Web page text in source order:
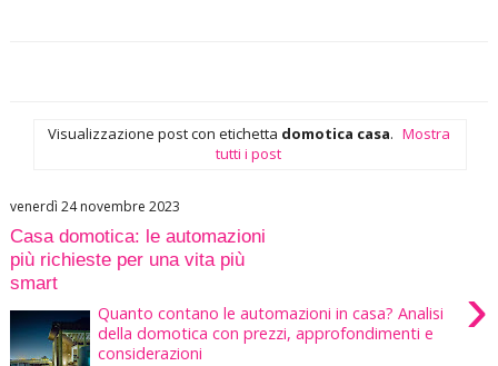
Visualizzazione post con etichetta domotica casa. Mostra
tutti i post
venerdì 24 novembre 2023
Casa domotica: le automazioni
più richieste per una vita più
smart
›
Quanto contano le automazioni in casa? Analisi
della domotica con prezzi, approfondimenti e
considerazioni